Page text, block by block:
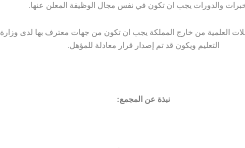
والدورات يجب ان تكون في نفس مجال الوظيفة المعلن عنها.
العلمية من خارج المملكة يجب ان تكون من جهات معترف بها لدى وزارة
التعليم ويكون قد تم إصدار قرار معادلة للمؤهل.
نبذة عن المجمع: